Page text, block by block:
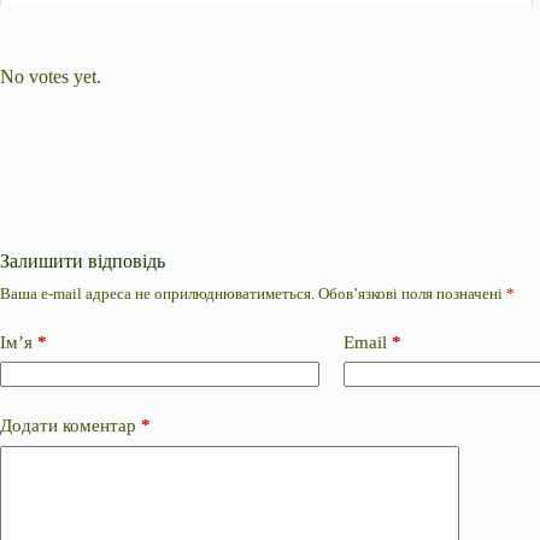
No votes yet.
Залишити відповідь
Ваша e-mail адреса не оприлюднюватиметься. Обов’язкові поля позначені *
Ім’я * Email *
Додати коментар *